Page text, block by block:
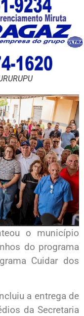
o município
do programa
Cuidar dos
a entrega de
da Secretaria